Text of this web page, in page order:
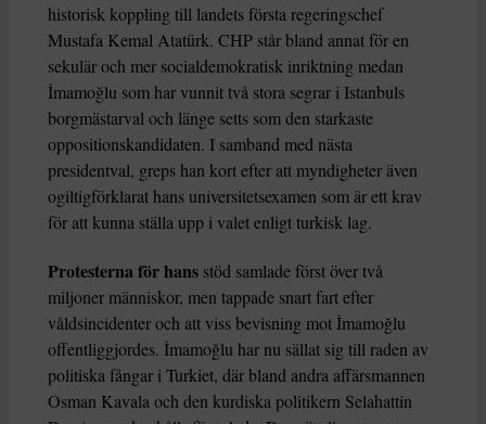
historisk koppling till landets första regeringschef
Mustafa Kemal Atatürk. CHP står bland annat för en
sekulär och mer socialdemokratisk inriktning medan
İmamoğlu som har vunnit två stora segrar i Istanbuls
borgmästarval och länge setts som den starkaste
oppositionskandidaten. I samband med nästa
presidentval, greps han kort efter att myndigheter även
ogiltigförklarat hans universitetsexamen som är ett krav
för att kunna ställa upp i valet enligt turkisk lag.
Protesterna för hans stöd samlade först över två
miljoner människor, men tappade snart fart efter
våldsincidenter och att viss bevisning mot İmamoğlu
offentliggjordes. İmamoğlu har nu sällat sig till raden av
politiska fångar i Turkiet, där bland andra affärsmannen
Osman Kavala och den kurdiska politikern Selahattin